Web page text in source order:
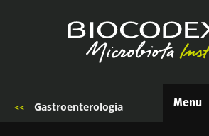
Gastroenterologia Menu